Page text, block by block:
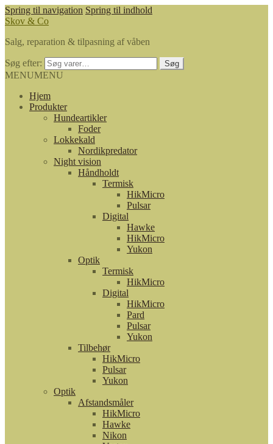
Spring til navigation Spring til indhold
Skov & Co
Salg, reparation & tilpasning af våben
Søg efter: Søg
MENUMENU
Hjem
Produkter
Hundeartikler
Foder
Lokkekald
Nordikpredator
Night vision
Håndholdt
Termisk
HikMicro
Pulsar
Digital
Hawke
HikMicro
Yukon
Optik
Termisk
HikMicro
Digital
HikMicro
Pard
Pulsar
Yukon
Tilbehør
HikMicro
Pulsar
Yukon
Optik
Afstandsmåler
HikMicro
Hawke
Nikon